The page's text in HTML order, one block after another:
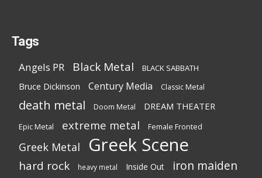
Tags
Angels PR Black Metal BLACK SABBATH
Bruce Dickinson Century Media Classic Metal
death metal Doom Metal DREAM THEATER
Epic Metal extreme metal Female Fronted
Greek Metal Greek Scene
hard rock heavy metal Inside Out iron maiden